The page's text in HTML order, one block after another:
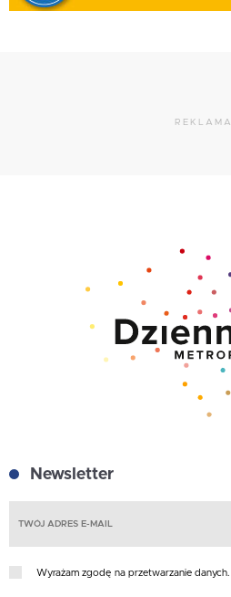
REKLAMA
Newsletter
Wyrażam zgodę na przetwarzanie danych.